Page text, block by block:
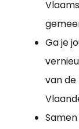
Ga je
van